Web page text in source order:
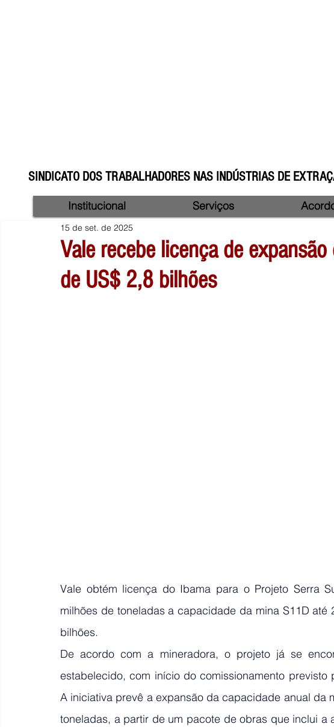
SINDICATO DOS TRABALHADORES NAS INDÚSTRIAS DE
Vale recebe licença de
de US$ 2,8 bilhões
15 de set. de 2025
Vale obtém licença do Ibama para o Projeto Serra
milhões de toneladas a capacidade da mina S11D até
bilhões.
De acordo com a mineradora, o projeto já se
estabelecido, com início do comissionamento
A iniciativa prevê a expansão da capacidade anual da
toneladas, a partir de um pacote de obras que inclui a
Institucional Serviços